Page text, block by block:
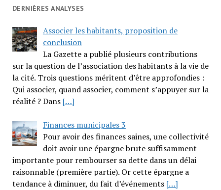
DERNIÈRES ANALYSES
Associer les habitants, proposition de
conclusion
La Gazette a publié plusieurs contributions
sur la question de l’association des habitants à la vie de
la cité. Trois questions méritent d’être approfondies :
Qui associer, quand associer, comment s’appuyer sur la
réalité ? Dans […]
Finances municipales 3
Pour avoir des finances saines, une collectivité
doit avoir une épargne brute suffisamment
importante pour rembourser sa dette dans un délai
raisonnable (première partie). Or cette épargne a
tendance à diminuer, du fait d’événements […]